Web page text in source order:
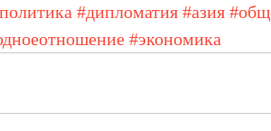
#дипломатия #азия
#экономика